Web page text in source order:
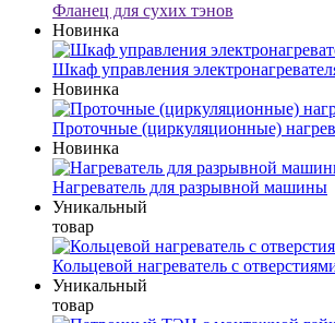
Фланец для сухих тэнов
Новинка
Шкаф управления
Новинка
Проточные (циркуляционные)
Новинка
Нагреватель для разрывной машины
Уникальный
товар
Кольцевой нагреватель с
Уникальный
товар